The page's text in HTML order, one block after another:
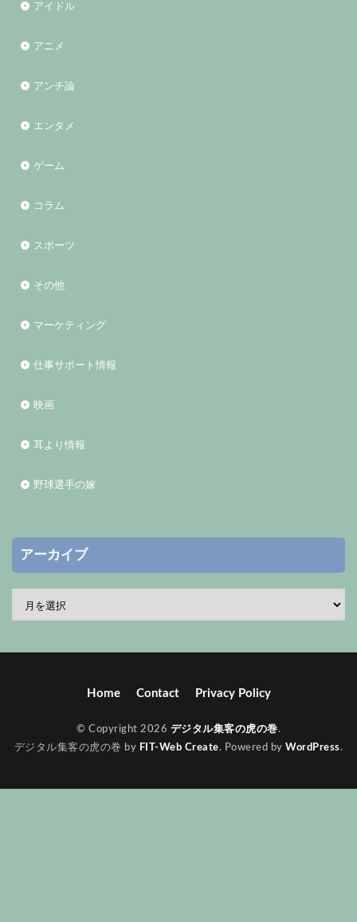
アイドル
アニメ
アンチ論
エンタメ
ゲーム
コラム
スポーツ
その他
マーケティング
仕事サポート情報
映画
耳より情報
野球選手の嫁
アーカイブ
Home Contact Privacy Policy
© Copyright 2026 デジタル集客の虎の巻.
デジタル集客の虎の巻 by FIT-Web Create. Powered byWordPress.